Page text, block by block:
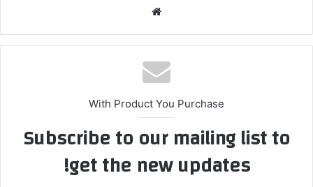
With Product You Purchase
Subscribe to our mailing list to
get the new updates!